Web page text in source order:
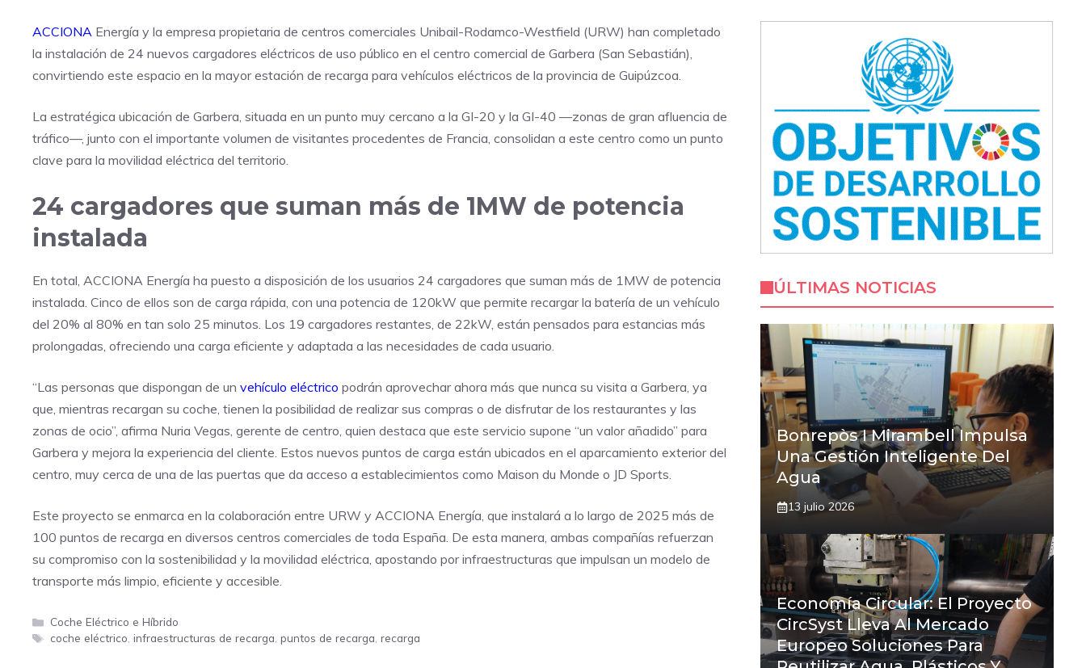
ACCIONA Energía y la empresa propietaria de centros comerciales Unibail-Rodamco-Westfield (URW) han completado
la instalación de 24 nuevos cargadores eléctricos de uso público en el centro comercial de Garbera (San Sebastián),
convirtiendo este espacio en la mayor estación de recarga para vehículos eléctricos de la provincia de Guipúzcoa.
La estratégica ubicación de Garbera, situada en un punto muy cercano a la GI-20 y la GI-40 —zonas de gran afluencia de
tráfico—, junto con el importante volumen de visitantes procedentes de Francia, consolidan a este centro como un punto
clave para la movilidad eléctrica del territorio.
24 cargadores que suman más de 1MW de potencia
instalada
En total, ACCIONA Energía ha puesto a disposición de los usuarios 24 cargadores que suman más de 1MW de potencia
instalada. Cinco de ellos son de carga rápida, con una potencia de 120kW que permite recargar la batería de un vehículo
del 20% al 80% en tan solo 25 minutos. Los 19 cargadores restantes, de 22kW, están pensados para estancias más
prolongadas, ofreciendo una carga eficiente y adaptada a las necesidades de cada usuario.
“Las personas que dispongan de un vehículo eléctrico podrán aprovechar ahora más que nunca su visita a Garbera, ya
que, mientras recargan su coche, tienen la posibilidad de realizar sus compras o de disfrutar de los restaurantes y las
zonas de ocio”, afirma Nuria Vegas, gerente de centro, quien destaca que este servicio supone “un valor añadido” para
Garbera y mejora la experiencia del cliente. Estos nuevos puntos de carga están ubicados en el aparcamiento exterior del
centro, muy cerca de una de las puertas que da acceso a establecimientos como Maison du Monde o JD Sports.
Este proyecto se enmarca en la colaboración entre URW y ACCIONA Energía, que instalará a lo largo de 2025 más de
100 puntos de recarga en diversos centros comerciales de toda España. De esta manera, ambas compañías refuerzan
su compromiso con la sostenibilidad y la movilidad eléctrica, apostando por infraestructuras que impulsan un modelo de
transporte más limpio, eficiente y accesible.
Categorías
Coche Eléctrico e Híbrido
Etiquetas
coche eléctrico, infraestructuras de recarga, puntos de recarga, recarga
ÚLTIMAS NOTICIAS
Bonrepòs I Mirambell Impulsa
Una Gestión Inteligente Del
Agua
13 julio 2026
Economía Circular: El Proyecto
CircSyst Lleva Al Mercado
Europeo Soluciones Para